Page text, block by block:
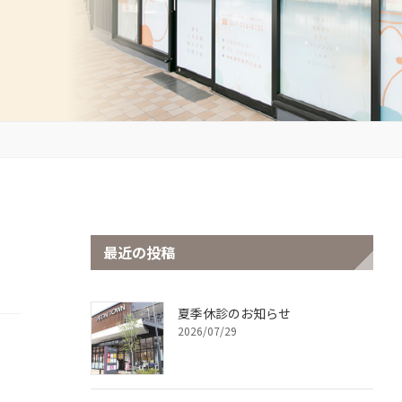
最近の投稿
夏季休診のお知らせ
2026/07/29